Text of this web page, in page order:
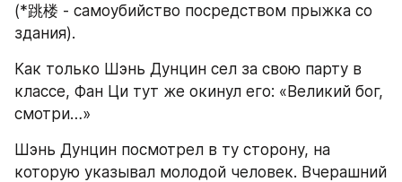
(*跳楼 - самоубийство посредством прыжка со
здания).
Как только Шэнь Дунцин сел за свою парту в
классе, Фан Ци тут же окинул его: «Великий бог,
смотри…»
Шэнь Дунцин посмотрел в ту сторону, на
которую указывал молодой человек. Вчерашний